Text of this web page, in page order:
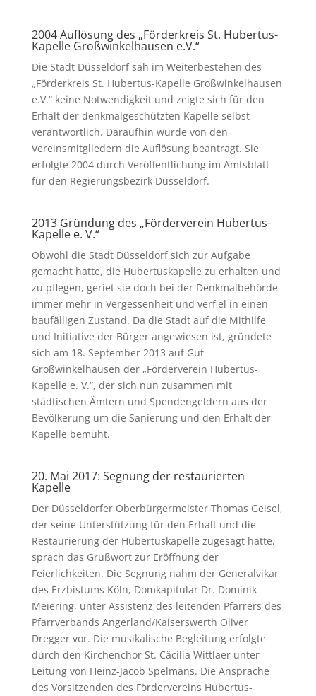
2004 Auflösung des „Förderkreis St. Hubertus-
Kapelle Großwinkelhausen e.V.“
Die Stadt Düsseldorf sah im Weiterbestehen des
„Förderkreis St. Hubertus-Kapelle Großwinkelhausen
e.V.“ keine Notwendigkeit und zeigte sich für den
Erhalt der denkmalgeschützten Kapelle selbst
verantwortlich. Daraufhin wurde von den
Vereinsmitgliedern die Auflösung beantragt. Sie
erfolgte 2004 durch Veröffentlichung im Amtsblatt
für den Regierungsbezirk Düsseldorf.
2013 Gründung des „Förderverein Hubertus-
Kapelle e. V.“
Obwohl die Stadt Düsseldorf sich zur Aufgabe
gemacht hatte, die Hubertuskapelle zu erhalten und
zu pflegen, geriet sie doch bei der Denkmalbehörde
immer mehr in Vergessenheit und verfiel in einen
baufälligen Zustand. Da die Stadt auf die Mithilfe
und Initiative der Bürger angewiesen ist, gründete
sich am 18. September 2013 auf Gut
Großwinkelhausen der „Förderverein Hubertus-
Kapelle e. V.“, der sich nun zusammen mit
städtischen Ämtern und Spendengeldern aus der
Bevölkerung um die Sanierung und den Erhalt der
Kapelle bemüht.
20. Mai 2017: Segnung der restaurierten
Kapelle
Der Düsseldorfer Oberbürgermeister Thomas Geisel,
der seine Unterstützung für den Erhalt und die
Restaurierung der Hubertuskapelle zugesagt hatte,
sprach das Grußwort zur Eröffnung der
Feierlichkeiten. Die Segnung nahm der Generalvikar
des Erzbistums Köln, Domkapitular Dr. Dominik
Meiering, unter Assistenz des leitenden Pfarrers des
Pfarrverbands Angerland/Kaiserswerth Oliver
Dregger vor. Die musikalische Begleitung erfolgte
durch den Kirchenchor St. Cäcilia Wittlaer unter
Leitung von Heinz-Jacob Spelmans. Die Ansprache
des Vorsitzenden des Fördervereins Hubertus-